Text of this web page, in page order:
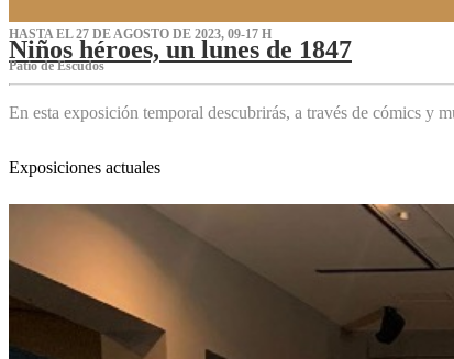
HASTA EL 27 DE AGOSTO DE 2023, 09-17 H
Niños héroes, un lunes de 1847
Patio de Escudos
En esta exposición temporal descubrirás, a través de cómics y
Exposiciones actuales